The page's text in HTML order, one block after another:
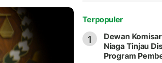
Terpopuler
1
Dewan
Niaga Tinjau
Program